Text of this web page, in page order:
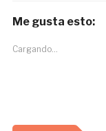
Me gusta esto:
Cargando...